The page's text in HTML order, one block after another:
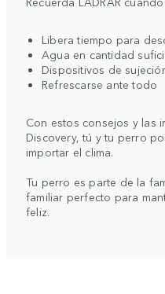
Libera tiempo para
Agua en cantidad
Dispositivos de
Refrescarse ante todo
Con estos consejos y las
Discovery, tú y tu perro
importar el clima.
Tu perro es parte de la
familiar perfecto para
feliz.